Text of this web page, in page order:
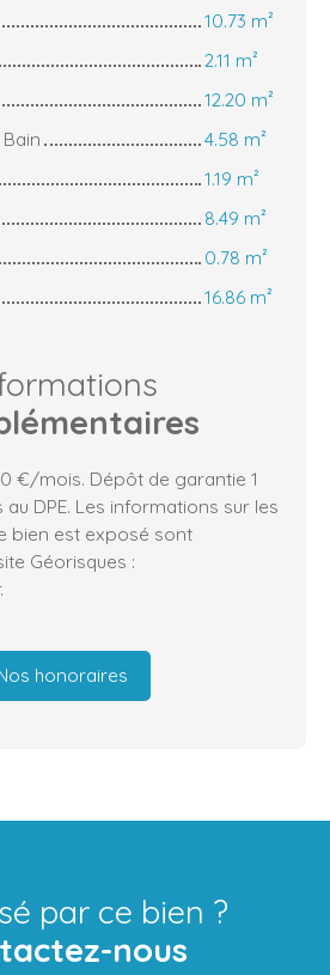
10.73 m²
2.11 m²
12.20 m²
4.58 m²
1.19 m²
8.49 m²
0.78 m²
16.86 m²
€/mois. Dépôt de garantie 1
DPE. Les informations sur les
bien est exposé sont
Géorisques :
honoraires
par ce bien ?
nous